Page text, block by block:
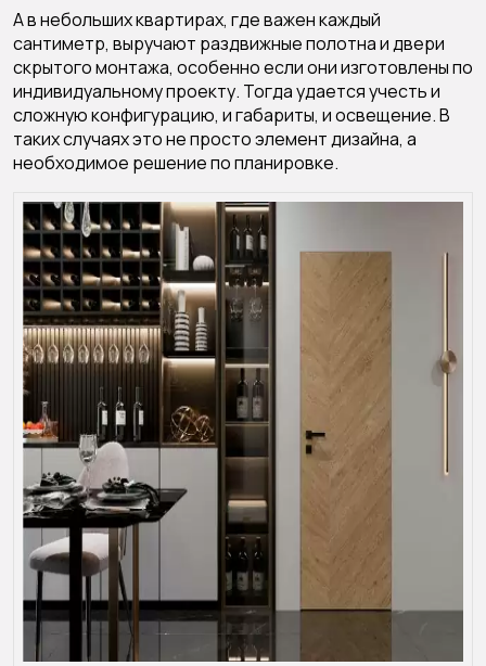
А в небольших квартирах, где важен каждый
сантиметр, выручают раздвижные полотна и двери
скрытого монтажа, особенно если они изготовлены по
индивидуальному проекту. Тогда удается учесть и
сложную конфигурацию, и габариты, и освещение. В
таких случаях это не просто элемент дизайна, а
необходимое решение по планировке.